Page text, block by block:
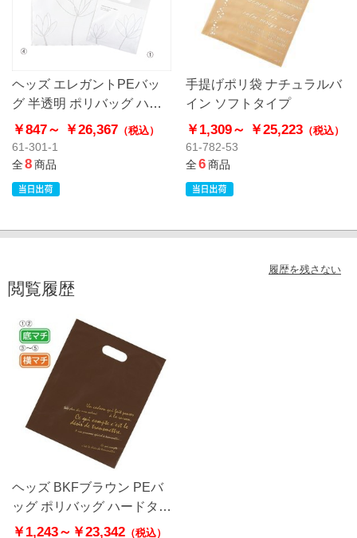
ヘッズ エレガントPEバッ
グ 半透明 ポリバッグ ハー
ドタイプ
￥847～ ￥26,367 （税込）
61-301-1
全8商品
手提げポリ袋 ナチュラルバ
イン ソフトタイプ
￥1,309～ ￥25,223（税込）
61-782-53
全6商品
履歴を残さない
閲覧履歴
ヘッズ BKFブラウン PEバ
ッグ ポリバッグ ハードタイ
プ
￥1,243～ ￥23,342 （税込）